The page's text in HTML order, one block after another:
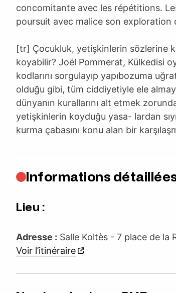
concomitante avec les répétitions.
poursuit avec malice son exploration
[tr] Çocukluk, yetişkinlerin sözlerine
koyabilir? Joël Pommerat, Külkedisi
kodlarını sorgulayıp yapıbozuma
olduğu gibi, tüm ciddiyetiyle ele
dünyanın kurallarını alt etmek
yetişkinlerin koyduğu yasa- lardan
kurma çabasını konu alan bir
Informations
Lieu :
Adresse : Salle Koltès - 7 place de la
Voir l’itinéraire